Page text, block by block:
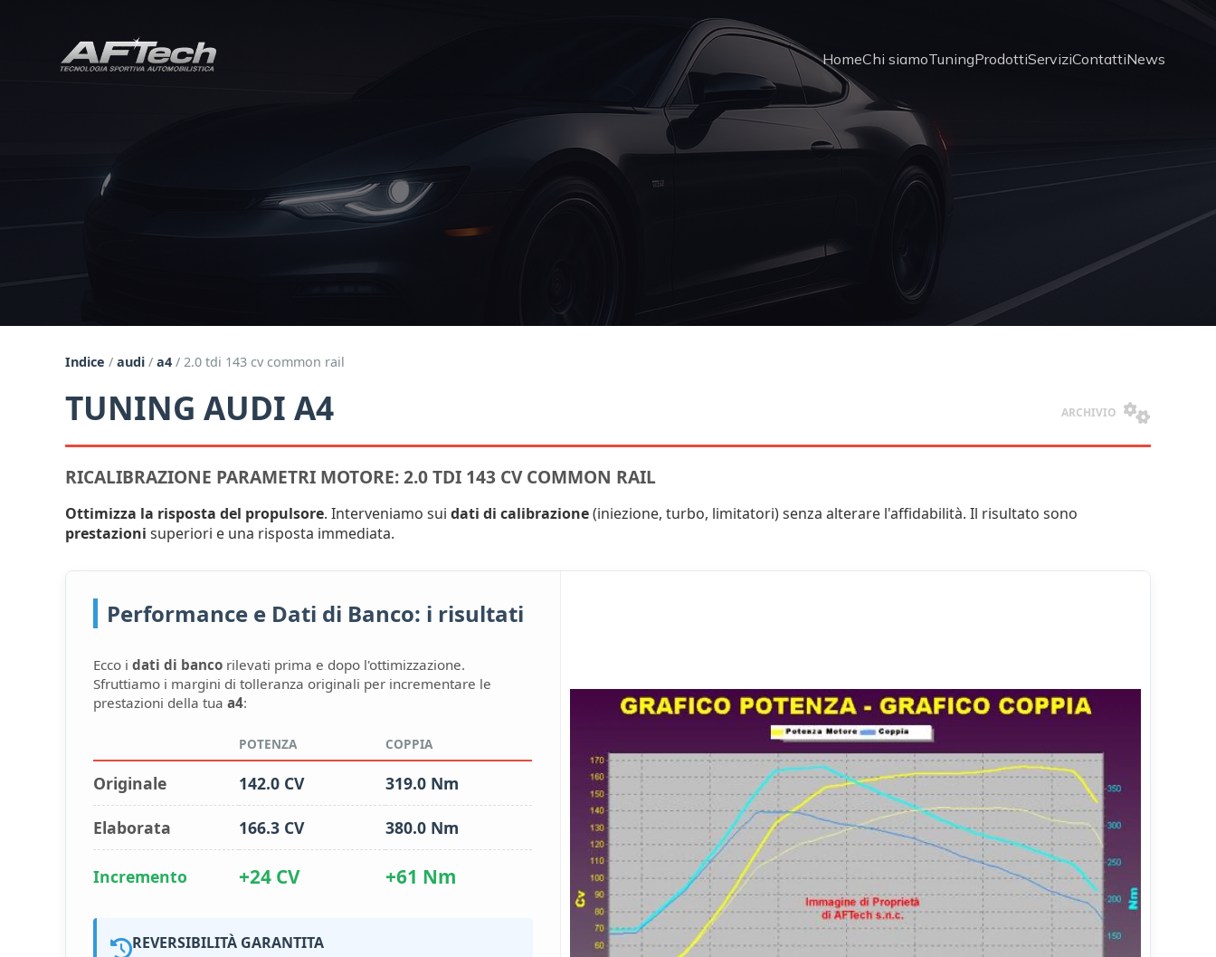
HomeChi siamoTuningProdottiServiziContattiNews
Indice / audi / a4 / 2.0 tdi 143 cv common rail
TUNING AUDI A4 ARCHIVIO
RICALIBRAZIONE PARAMETRI MOTORE: 2.0 TDI 143 CV COMMON RAIL
Ottimizza la risposta del propulsore. Interveniamo sui dati di calibrazione(iniezione, turbo, limitatori) senza alterare l'affidabilità. Il risultato sono
prestazioni superiori e una risposta immediata.
Performance e Dati di Banco: i risultati
Ecco i dati di banco rilevati prima e dopo l'ottimizzazione.
Sfruttiamo i margini di tolleranza originali per incrementare le
prestazioni della tua a4:
POTENZA COPPIA
Originale 142.0 CV 319.0 Nm
Elaborata 166.3 CV 380.0 Nm
Incremento +24 CV +61 Nm
REVERSIBILITÀ GARANTITA